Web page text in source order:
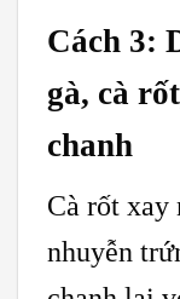
Cách 3:
gà, cà
chanh
Cà rốt xay
nhuyễn